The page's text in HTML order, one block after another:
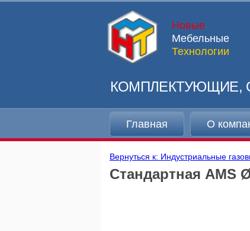
Новые
Мебельные
Технологии
КОМПЛЕКТУЮЩИЕ,
Главная О
Вернуться к: Индустриальные
Стандартная AMS